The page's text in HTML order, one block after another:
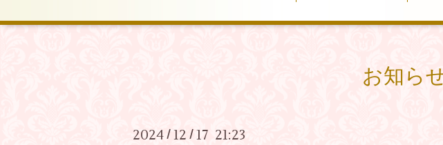
お知ら
2024 / 12 / 17 21:23